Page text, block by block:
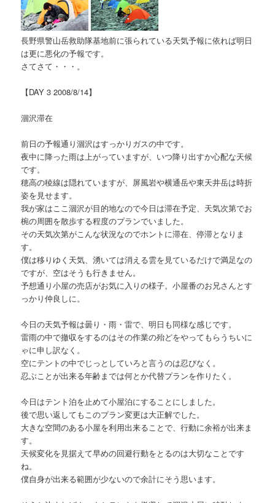
長野県警山岳救助隊基地前に張られている天気予報に依れば明日
は更に悪化の予報です。
さてさて・・・。
【DAY 3 2008/8/14】
涸沢滞在
前日の予報通り涸沢はすっかりガスの中です。
夜中に降った雨は上がっていますが、いつ降り出すか心配な天候
です。
穂高の稜線は隠れていますが、屏風岩や横通岳や東天井岳は時折
姿を見せます。
我が家はここ涸沢が目的地なので今日は滞在予定、天気次第でお
椀の周囲を散歩する程度のプランでいました。
その天気次第がこんな状況なのでホントに滞在、停滞となりま
す。
僕は移りゆく天気、湧いては消える雲を見ているだけで満足なの
ですが、空はそうも行きません。
予想通り小屋の売店がお気に入りの様子。小屋番のお兄さんとす
っかり仲良しに。
今日の天気予報は曇り・雨・雷で、明日も同様な感じです。
雷雨の中で撤収をするのはその作業の殆どをやってもらうちいに
ゃに申し訳なく。
空にテントの中でじっとしていろと言うのは忍びなく。
忍ぶことが出来る年齢までは何とか代替プランを作りたく。
今日はテント泊を止めて小屋泊にすることにしました。
後で思い返してもこのプラン変更は大正解でした。
大きな空間のある小屋を利用出来ることで、行動に余裕が出来ま
す。
天候変化を見据えて早めの回避行動をとるのは大切なことです
ね。
僕自身が出来る範囲が少ないので余計にそう思います。